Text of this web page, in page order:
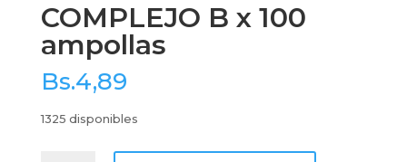
COMPLEJO B x 100
ampollas
Bs.4,89
1325 disponibles